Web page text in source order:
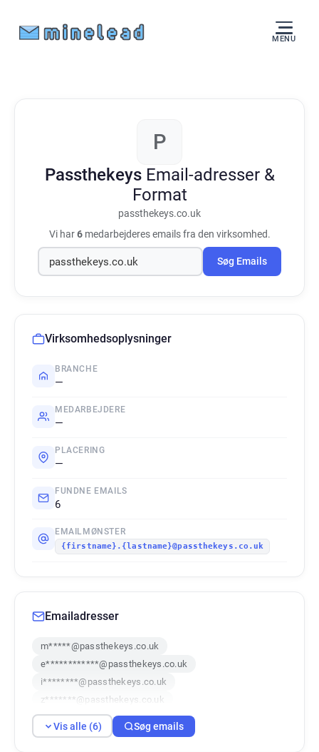
MENU
P
Passthekeys Email-adresser &
Format
passthekeys.co.uk
Vi har6medarbejderes emails fra den virksomhed.
Søg Emails
Virksomhedsoplysninger
BRANCHE
—
MEDARBEJDERE
—
PLACERING
—
FUNDNE EMAILS
6
EMAILMØNSTER
{firstname}.{lastname}@passthekeys.co.uk
Emailadresser
m*****@passthekeys.co.uk
e************@passthekeys.co.uk
i********@passthekeys.co.uk
z*******@passthekeys.co.uk
w***********@passthekeys.co.uk
i*******@passthekeys.co.uk
Vis alle (6) Søg emails